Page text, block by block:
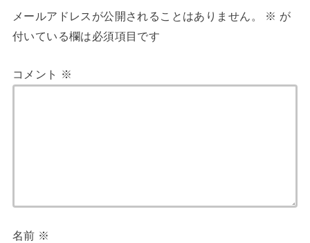
メールアドレスが公開されることはありません。 ※ が
付いている欄は必須項目です
コメント ※
名前 ※